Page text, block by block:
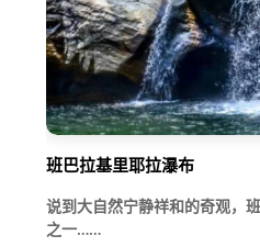
班巴拉基里耶拉瀑布
说到大自然宁静祥和的奇观，
之一……